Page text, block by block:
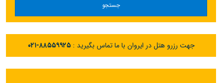
جستجو
جهت رزرو هتل در ایروان با ما تماس بگیرید :۰۲۱-۸۸۵۵۹۹۲۵